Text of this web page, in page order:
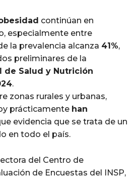
continúan en
especialmente entre
la prevalencia alcanza 41%,
preliminares de la
de Salud y Nutrición
.
zonas rurales y urbanas,
prácticamente han
evidencia que se trata de un
en todo el país.
del Centro de
de Encuestas del INSP,